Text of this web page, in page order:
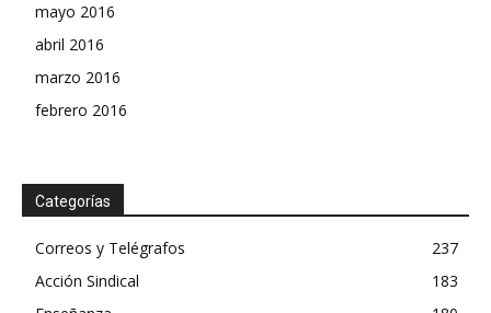
mayo 2016
abril 2016
marzo 2016
febrero 2016
Categorías
Correos y Telégrafos
237
Acción Sindical
183